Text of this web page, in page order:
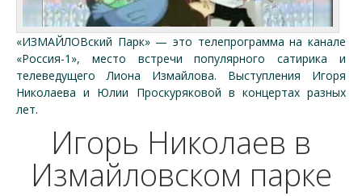
«ИЗМАЙЛОВский Парк» — это телепрограмма на канале
«Россия-1», место встречи популярного сатирика и
телеведущего Лиона Измайлова. Выступления Игоря
Николаева и Юлии Проскуряковой в концертах разных
лет.
Игорь Николаев в
Измайловском парке